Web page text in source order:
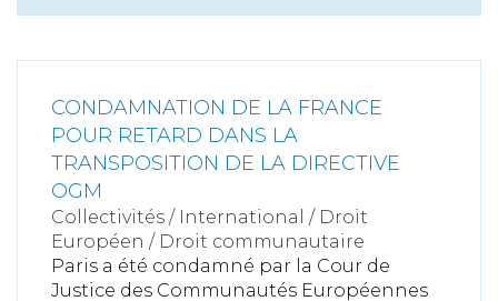
CONDAMNATION DE LA FRANCE
POUR RETARD DANS LA
TRANSPOSITION DE LA DIRECTIVE
OGM
Collectivités / International / Droit
Européen / Droit communautaire
Paris a été condamné par la Cour de
Justice des Communautés Européennes